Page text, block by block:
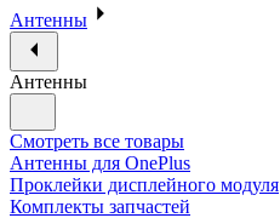
Антенны
Антенны
Смотреть все товары
Антенны для OnePlus
Проклейки дисплейного модуля
Комплекты запчастей